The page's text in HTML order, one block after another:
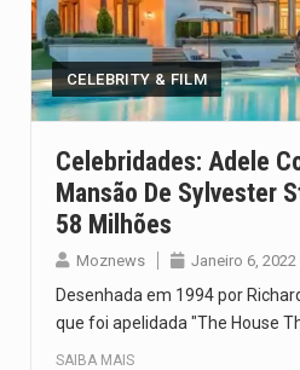
CELEBRITY & FILM
Celebridades: Adele
Mansão De Sylvester
58 Milhões
Moznews Janeiro 6, 2022
Desenhada em 1994 por
que foi apelidada "The House
SAIBA MAIS